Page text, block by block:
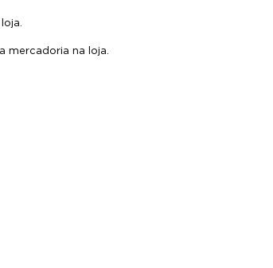
mercadoria na loja.